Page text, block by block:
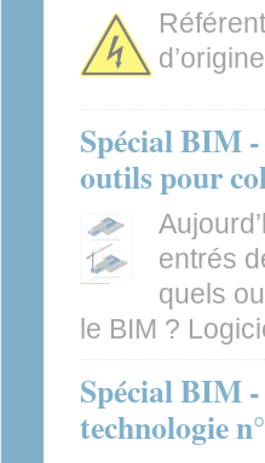
Spécial BIM
outils pour
entrés
quels
le BIM ?
Spécial BIM
technologie